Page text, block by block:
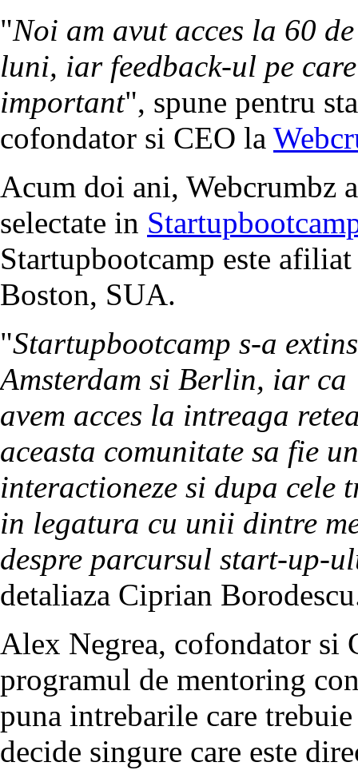
"Noi am avut acces la 60
luni, iar feedback-ul pe
important", spune pentru
cofondator si CEO la
Acum doi ani, Webcrumbz
selectate in
Startupbootcamp este
Boston, SUA.
"Startupbootcamp s-a
Amsterdam si Berlin, iar
avem acces la intreaga
aceasta comunitate sa fie
interactioneze si dupa cele
in legatura cu unii dintre
despre parcursul start-up-
detaliaza Ciprian
Alex Negrea, cofondator si
programul de mentoring
puna intrebarile care
decide singure care este